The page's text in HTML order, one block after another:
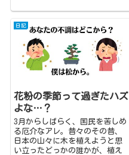
日記
花粉の季節って過ぎたハズ
よな…？
3月からしばらく、国民を苦しめ
る厄介なアレ。昔々のその昔、
日本の山々に木を植えようと思
い立ったどっかの誰かが、植え